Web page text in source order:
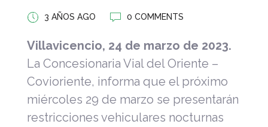
3 AÑOS AGO 0 COMMENTS
Villavicencio, 24 de marzo de 2023.
La Concesionaria Vial del Oriente –
Covioriente, informa que el próximo
miércoles 29 de marzo se presentarán
restricciones vehiculares nocturnas